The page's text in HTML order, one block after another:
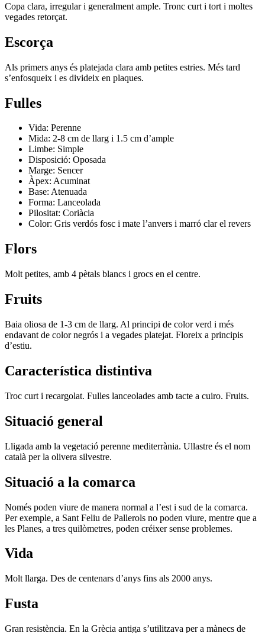
Copa clara, irregular i generalment ample. Tronc curt i tort i moltes
vegades retorçat.
Escorça
Als primers anys és platejada clara amb petites estries. Més tard
s’enfosqueix i es divideix en plaques.
Fulles
Vida: Perenne
Mida: 2-8 cm de llarg i 1.5 cm d’ample
Limbe: Simple
Disposició: Oposada
Marge: Sencer
Àpex: Acuminat
Base: Atenuada
Forma: Lanceolada
Pilositat: Coriàcia
Color: Gris verdós fosc i mate l’anvers i marró clar el revers
Flors
Molt petites, amb 4 pètals blancs i grocs en el centre.
Fruits
Baia oliosa de 1-3 cm de llarg. Al principi de color verd i més
endavant de color negrós i a vegades platejat. Floreix a principis
d’estiu.
Característica distintiva
Troc curt i recargolat. Fulles lanceolades amb tacte a cuiro. Fruits.
Situació general
Lligada amb la vegetació perenne mediterrània. Ullastre és el nom
català per la olivera silvestre.
Situació a la comarca
Només poden viure de manera normal a l’est i sud de la comarca.
Per exemple, a Sant Feliu de Pallerols no poden viure, mentre que a
les Planes, a tres quilòmetres, poden créixer sense problemes.
Vida
Molt llarga. Des de centenars d’anys fins als 2000 anys.
Fusta
Gran resistència. En la Grècia antiga s’utilitzava per a mànecs de